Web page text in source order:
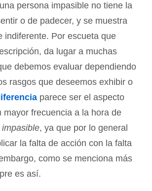
persona impasible no tiene la
o de padecer, y se muestra
indiferente. Por escueta que
da lugar a muchas
debemos evaluar dependiendo
rasgos que deseemos exhibir o
parece ser el aspecto
mayor frecuencia a la hora de
impasible, ya que por lo general
la falta de acción con la falta
como se menciona más
es así.